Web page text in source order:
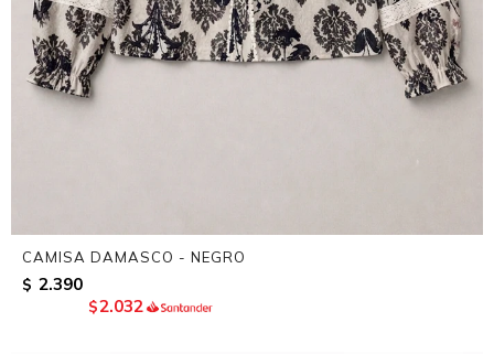
CAMISA DAMASCO - NEGRO
$ 2.390
$2.032